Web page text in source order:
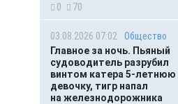
0
70
03.08.2026 07:02
Общество
Главное за ночь. Пьяный
судоводитель разрубил
винтом катера 5-летнюю
девочку, тигр напал
на железнодорожника